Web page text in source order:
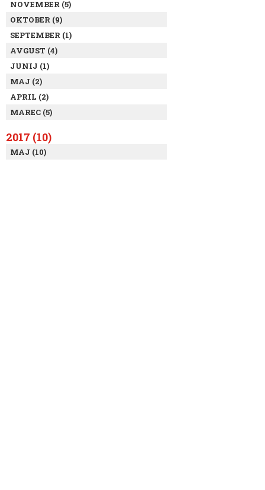
NOVEMBER (5)
OKTOBER (9)
SEPTEMBER (1)
AVGUST (4)
JUNIJ (1)
MAJ (2)
APRIL (2)
MAREC (5)
2017 (10)
MAJ (10)